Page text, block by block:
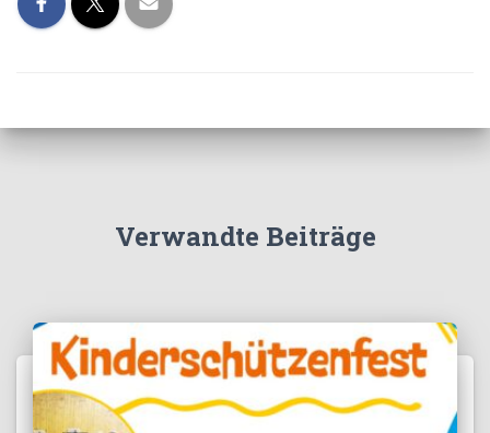
Verwandte Beiträge